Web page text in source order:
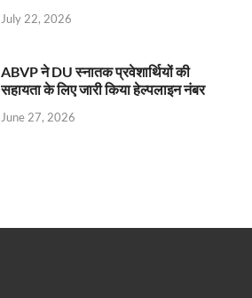
July 22, 2026
ABVP ने DU स्नातक प्रवेशार्थियों की
सहायता के लिए जारी किया हेल्पलाइन नंबर
June 27, 2026